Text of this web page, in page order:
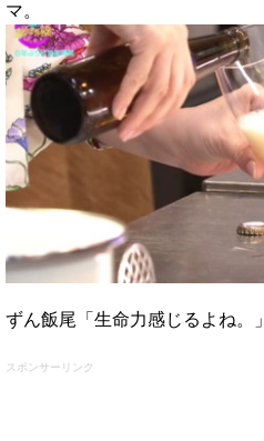
マ。
ずん飯尾「生命力感じるよね。」
スポンサーリンク